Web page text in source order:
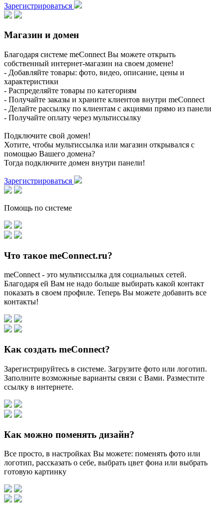
Зарегистрироваться
Магазин и домен
Благодаря системе meConnect Вы можете открыть
собственный интернет-магазин на своем домене!
- Добавляйте товары: фото, видео, описание, цены и
характеристики
- Распределяйте товары по категориям
- Получайте заказы и храните клиентов внутри meConnect
- Делайте рассылку по клиентам с акциями прямо из панели
- Получайте оплату через мультиссылку
Подключите свой домен!
Хотите, чтобы мультиссылка или магазин открывался с
помощью Вашего домена?
Тогда подключите домен внутри панели!
Зарегистрироваться
Помощь по системе
Что такое meConnect.ru?
meConnect - это мультиссылка для социальных сетей.
Благодаря ей Вам не надо больше выбирать какой контакт
показать в своем профиле. Теперь Вы можете добавить все
контакты!
Как создать meConnect?
Зарегистрируйтесь в системе. Загрузите фото или логотип.
Заполните возможные варианты связи с Вами. Разместите
ссылку в интернете.
Как можно поменять дизайн?
Все просто, в настройках Вы можете: поменять фото или
логотип, рассказать о себе, выбрать цвет фона или выбрать
готовую картинку